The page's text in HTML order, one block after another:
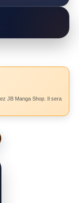
JB Manga Shop. Il sera